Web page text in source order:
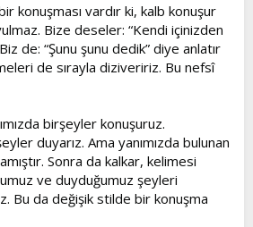
konuşması vardır ki, kalb konuşur
Bize deseler: “Kendi içinizden
de: “Şunu şunu dedik” diye anlatır
de sırayla diziveririz. Bu nefsî
birşeyler konuşuruz.
duyarız. Ama yanımızda bulunan
Sonra da kalkar, kelimesi
ve duyduğumuz şeyleri
Bu da değişik stilde bir konuşma